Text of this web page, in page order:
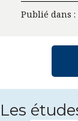
Publié dans :
Les